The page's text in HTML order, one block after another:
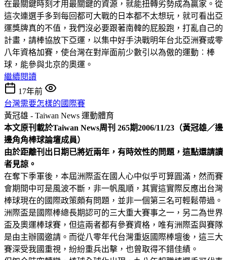
在最關鍵時刻才用最關鍵的資源，就能扭轉劣勢成為贏家。從
這次連選手多到每回都可大戰的日本都不太想玩，就可看出亞
運獎牌真的不值，我們沒必要跟著南韓的屁股跑，打亂自己的
計畫，請棒協放下亞運，以集中好手決戰明年台北亞洲賽或零
八年資格加賽，使台灣在對岸面前少數引以為傲的運動︰棒
球，能參與北京的奧運。
繼續閱讀
17年前
台灣需要怎樣的國際賽
黃冠雄 - Taiwan News 運動體育
本文原刊載於Taiwan News周刊 265期2006/11/23（黃冠雄／邊
邊角角棒球論壇成員）
由於距離刊出日期已將近兩年，有時效性的問題，這點還請讀
者見諒。
在奪下季軍後，本屆洲際盃在國人心中似乎可算圓滿，然而賽
會期間中可是風波不斷，非一帆風順，其實這實際反應出台灣
棒球現在的國際政策頗有問題，並非一個第三名可輕鬆帶過。
洲際盃是國際棒總長期認可的三大重大賽事之一，另二為世界
盃及奧運棒球賽，但這兩者都有參賽資格，唯有洲際盃與賽隊
是由主辦國邀請。而從八零年代台灣重返國際棒壇後，這三大
賽深受我國重視，紛紛重兵出擊，也曾取得不錯佳績。